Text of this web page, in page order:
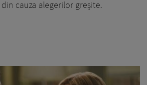
cauza alegerilor greșite.